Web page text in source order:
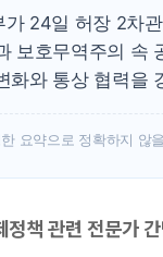
가 24일 허장 2차
보호무역주의 속
화와 통상 협력을
요약으로 정확하지 않
정책 관련 전문가